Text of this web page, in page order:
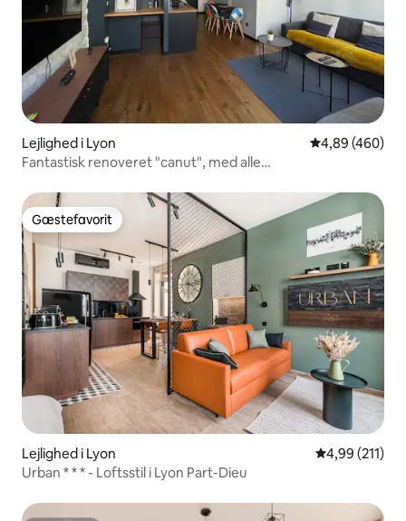
Lejlighed i Lyon 4,89 ud af 5 i
4,89 (460)
Fantastisk renoveret "canut", med alle
Gæstefavorit
Gæstefavorit
Lejlighed i Lyon 4,99 ud af 5 i
4,99 (211)
Urban * * * - Loftsstil i Lyon Part-Dieu